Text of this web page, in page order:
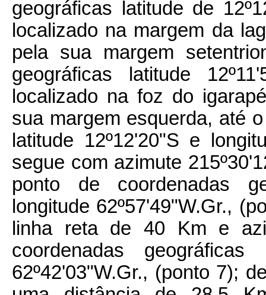
geográficas latitude de
localizado na margem da
pela sua margem
geográficas latitude
localizado na foz do
sua margem esquerda, até
latitude 12º12'20"S e
segue com azimute
ponto de coordenadas
longitude 62º57'49"W.Gr.,
linha reta de 40 Km e
coordenadas
62º42'03"W.Gr., (ponto 7);